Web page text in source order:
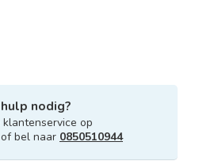
nodig?
op
bel naar 0850510944